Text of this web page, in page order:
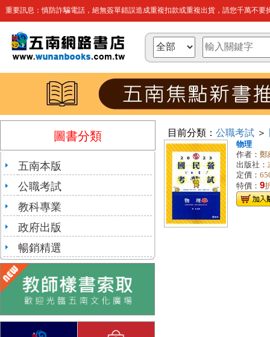
重要訊息：慎防詐騙電話，絕無簽單錯誤造成重複扣款或重複出貨，請您千萬不要
圖書分類
五南本版
公職考試
教科專業
政府出版
暢銷精選
目前分類： 公職考試 ＞
物理
作者： 鄭
出版社：
定價：
特價： 9